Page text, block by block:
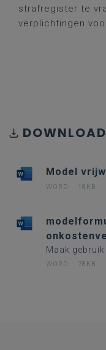
strafregister te
verplichtingen
Model
WORD 18KB
Maak
WORD 78KB